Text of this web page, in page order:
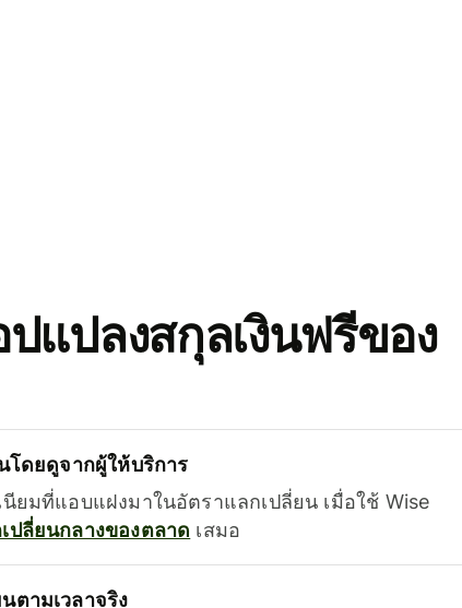
แปลงสกุลเงินฟรีของ
โดยดูจากผู้ให้บริการ
นียมที่แอบแฝงมาในอัตราแลกเปลี่ยน เมื่อใช้ Wise
ปลี่ยนกลางของตลาด เสมอ
ตามเวลาจริง